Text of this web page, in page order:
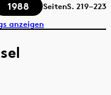
1988 SeitenS. 219–223
anzeigen